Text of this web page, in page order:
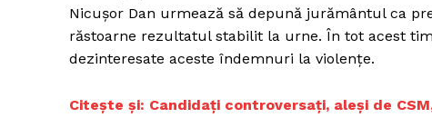
Nicușor Dan urmează să depună jurământul ca
răstoarne rezultatul stabilit la urne. În tot acest
dezinteresate aceste îndemnuri la violențe.
Citește și: Candidați controversați, aleși de